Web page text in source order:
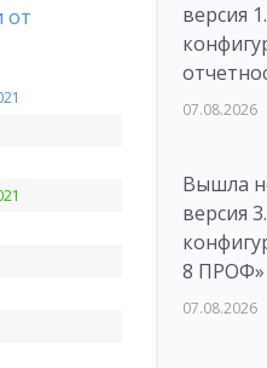
от
версия
07.08.2026
Вышла
версия
8 ПРОФ»
07.08.2026